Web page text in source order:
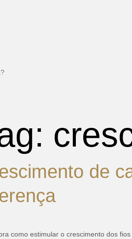
de
como estimular o crescimento dos